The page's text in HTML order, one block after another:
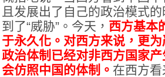
且发展出了自己的政治模式
到了“威胁”。今天， 西方基本
于永久化。对西方来说，更
政治体制已经对非西方国家
会仿照中国的体制。 在西方